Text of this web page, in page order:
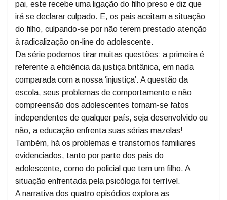
descontroladamente entre amigável, paranoico,
agressivo e ameaçador, inclusive ocorre momentos de
fúria. O quarto episódio ocorre no dia do aniversário do
pai, este recebe uma ligação do filho preso e diz que
irá se declarar culpado. E, os pais aceitam a situação
do filho, culpando-se por não terem prestado atenção
à radicalização on-line do adolescente.
Da série podemos tirar muitas questões: a primeira é
referente a eficiência da justiça britânica, em nada
comparada com a nossa ‘injustiça’. A questão da
escola, seus problemas de comportamento e não
compreensão dos adolescentes tornam-se fatos
independentes de qualquer país, seja desenvolvido ou
não, a educação enfrenta suas sérias mazelas!
Também, há os problemas e transtornos familiares
evidenciados, tanto por parte dos pais do